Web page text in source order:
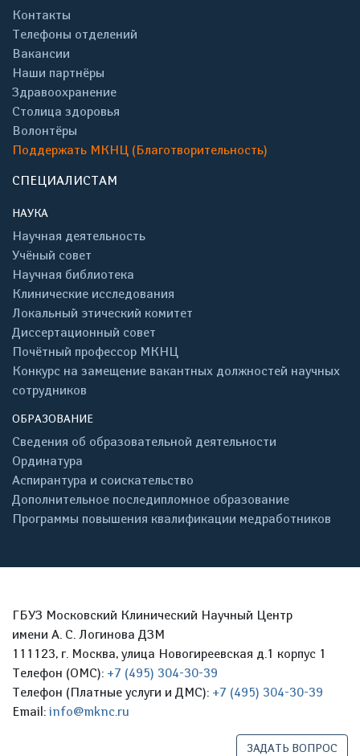
Контакты
Телефоны отделений
Вакансии
Наши партнёры
Здравоохранение
Столица здоровья
Волонтёры
Поддержать МКНЦ (Благотворительность)
СПЕЦИАЛИСТАМ
НАУКА
Научная деятельность
Учёный совет
Научная библиотека
Клинические исследования
Локальный этический комитет
Диссертационный совет
Почётный профессор МКНЦ
Конкурс на замещение вакантных должностей научных
сотрудников
ОБРАЗОВАНИЕ
Сведения об образовательной деятельности
Ординатура
Аспирантура и соискательство
Дополнительное последипломное образование
Программы повышения квалификации медработников
ГБУЗ Московский Клинический Научный Центр
имени А. С. Логинова ДЗМ
111123, г. Москва, улица Новогиреевская д.1 корпус 1
Телефон (ОМС): +7 (495) 304-30-39
Телефон (Платные услуги и ДМС): +7 (495) 304-30-39
Email: info@mknc.ru
ЗАДАТЬ ВОПРОС